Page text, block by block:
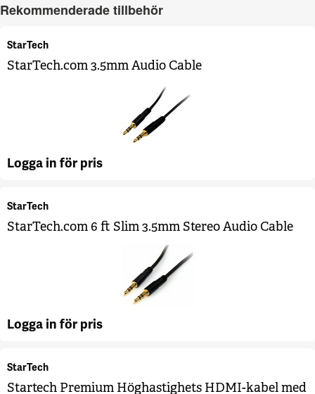
Rekommenderade tillbehör
StarTech
StarTech.com 3.5mm Audio Cable
Logga in för pris
StarTech
StarTech.com 6 ft Slim 3.5mm Stereo Audio Cable
Logga in för pris
StarTech
Startech Premium Höghastighets HDMI-kabel med